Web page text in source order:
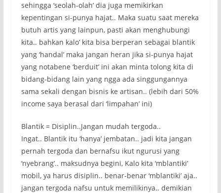
sehingga ‘seolah-olah’ dia juga memikirkan
kepentingan si-punya hajat.. Maka suatu saat mereka
butuh artis yang lainpun, pasti akan menghubungi
kita.. bahkan kalo’ kita bisa berperan sebagai blantik
yang ‘handal’ maka jangan heran jika si-punya hajat
yang notabene ‘berduit’ ini akan minta tolong kita di
bidang-bidang lain yang ngga ada singgungannya
sama sekali dengan bisnis ke artisan.. (lebih dari 50%
income saya berasal dari ‘limpahan’ ini)
Blantik = Disiplin..Jangan mudah tergoda..
Ingat.. Blantik itu ‘hanya’ jembatan.. jadi kita jangan
pernah tergoda dan bernafsu ikut ngurusi yang
‘nyebrang’.. maksudnya begini, Kalo kita ‘mblantiki’
mobil, ya harus disiplin.. benar-benar ‘mblantiki’ aja..
jangan tergoda nafsu untuk memilikinya.. demikian